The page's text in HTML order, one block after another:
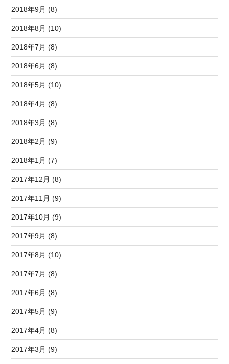
2018年9月 (8)
2018年8月 (10)
2018年7月 (8)
2018年6月 (8)
2018年5月 (10)
2018年4月 (8)
2018年3月 (8)
2018年2月 (9)
2018年1月 (7)
2017年12月 (8)
2017年11月 (9)
2017年10月 (9)
2017年9月 (8)
2017年8月 (10)
2017年7月 (8)
2017年6月 (8)
2017年5月 (9)
2017年4月 (8)
2017年3月 (9)